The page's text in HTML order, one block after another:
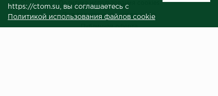
Пользовательское соглашение
Публичная оферта
https://ctom.su, вы соглашаетесь с
Политикой использования файлов cookie